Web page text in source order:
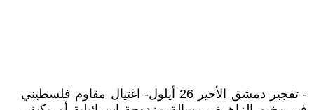
- تفجير دمشق الأخير 26 أيلول- اغتيال مقاوم فلسطيني